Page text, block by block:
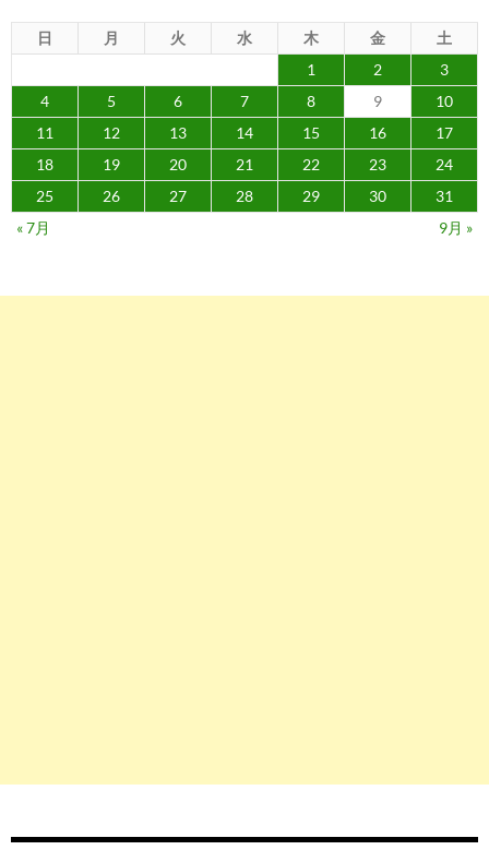
日 月 火 水 木 金
土
1
2
3
4
5 6 7 8 9
10
11
12 13 14 15 16
17
18
19 20 21 22 23
24
25
26 27 28 29 30
31
« 7月
9月 »